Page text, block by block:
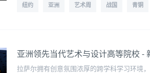
纽约 亚洲 艺术周 战国 青铜
亚洲领先当代艺术与设计高等院校 -
拉萨尔拥有创意氛围浓厚的跨学科学习环境